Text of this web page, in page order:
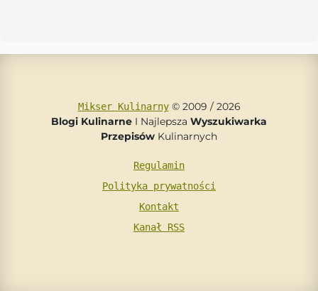
Mikser Kulinarny© 2009 / 2026
Blogi Kulinarne I Najlepsza Wyszukiwarka
Przepisów Kulinarnych
Regulamin
Polityka prywatności
Kontakt
Kanał RSS